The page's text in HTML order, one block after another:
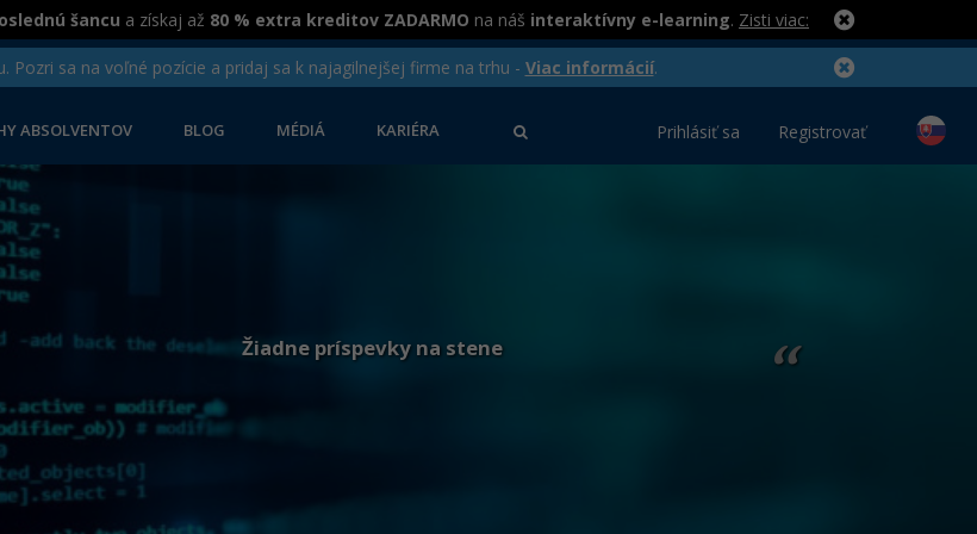
šancu a získaj až 80 % extra kreditov ZADARMO na náš interaktívny e-learning. Zisti viac:
Pozri sa na voľné pozície a pridaj sa k najagilnejšej firme na trhu - Viac informácií.
ABSOLVENTOV BLOG MÉDIÁ KARIÉRA Prihlásiť sa Registrovať
“
Žiadne príspevky na stene